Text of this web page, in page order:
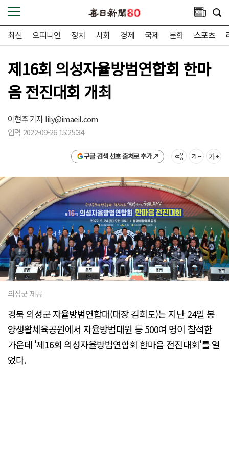
최신 오피니언 정치 사회 경제 국제 문화 스포츠
제16회 의성자율방범연합회 한마
음 전진대회 개최
이현주 기자lily@imaeil.com
입력 2022-09-26 15:25:34
구글 검색 선호 출처로 추가
의성군 제공
경북 의성군 자율방범연합대(대장 김희도)는 지난 24일 봉
양생활체육공원에서 자율방범대원 등 500여 명이 참석한
가운데 '제16회 의성자율방범연합회 한마음 전진대회'를 열
었다.